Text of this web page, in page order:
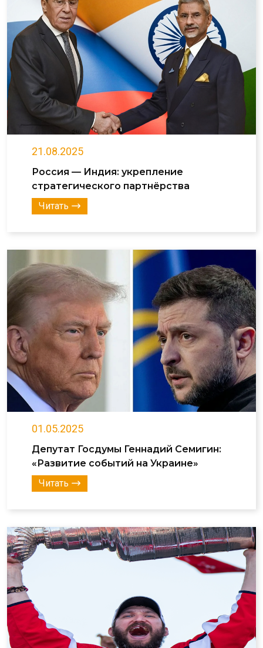
21.08.2025
Россия — Индия: укрепление
стратегического партнёрства
Читать
01.05.2025
Депутат Госдумы Геннадий Семигин:
«Развитие событий на Украине»
Читать